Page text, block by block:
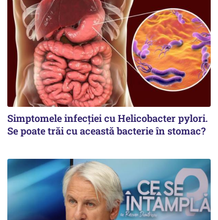
Simptomele infecției cu Helicobacter pylori.
Se poate trăi cu această bacterie în stomac?